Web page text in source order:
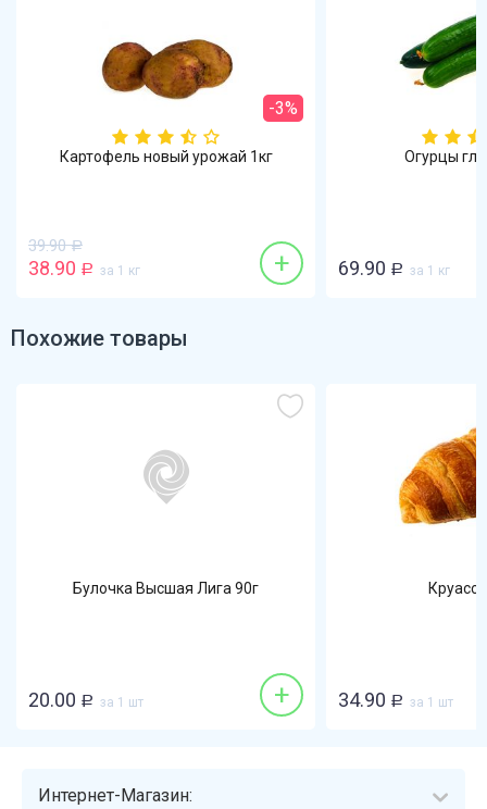
-3%
Картофель новый урожай 1кг
39.90 Р
38.90 Р за 1 кг +
Огурцы
69.90 Р за 1 кг
Похожие товары
Булочка Высшая Лига 90г
20.00 Р за 1 шт + 34.90 Р за 1 шт
Интернет-Магазин: